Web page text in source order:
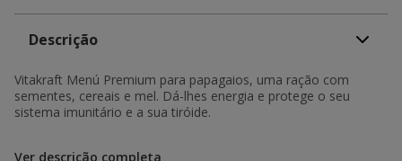
Descrição
Vitakraft Menú Premium para papagaios, uma ração com
sementes, cereais e mel. Dá-lhes energia e protege o seu
sistema imunitário e a sua tiróide.
Ver descrição completa